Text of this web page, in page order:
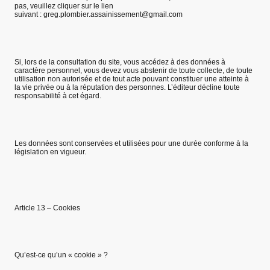
pas, veuillez cliquer sur le lien
suivant : greg.plombier.assainissement@gmail.com
Si, lors de la consultation du site, vous accédez à des données à
caractère personnel, vous devez vous abstenir de toute collecte, de toute
utilisation non autorisée et de tout acte pouvant constituer une atteinte à
la vie privée ou à la réputation des personnes. L’éditeur décline toute
responsabilité à cet égard.
Les données sont conservées et utilisées pour une durée conforme à la
législation en vigueur.
Article 13 – Cookies
Qu’est-ce qu’un « cookie » ?